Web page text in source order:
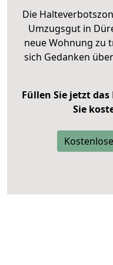
Die
Umzugsgut in
neue Wohnung zu
sich Gedanken
Füllen Sie jetzt
Sie